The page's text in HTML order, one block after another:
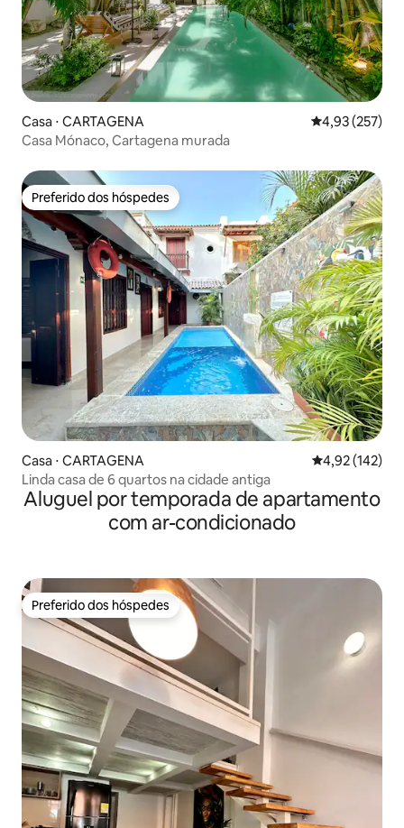
Casa ⋅ CARTAGENA 4,93 de uma
4,93 (257)
Casa Mónaco, Cartagena murada
Preferido dos hóspedes
Preferido dos hóspedes
Casa ⋅ CARTAGENA 4,92 de uma
4,92 (142)
Linda casa de 6 quartos na cidade antiga
Aluguel por temporada de apartamento
com ar-condicionado
Preferido dos hóspedes
Preferido dos hóspedes